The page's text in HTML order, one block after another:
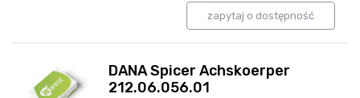
zapytaj o dostępność
DANA Spicer Achskoerper
212.06.056.01